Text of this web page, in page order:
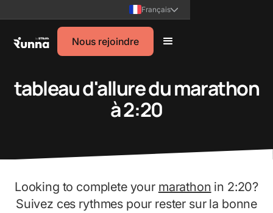
Français
Nous rejoindre
tableau d'allure du marathon
à 2:20
Looking to complete your marathon in 2:20?
Suivez ces rythmes pour rester sur la bonne